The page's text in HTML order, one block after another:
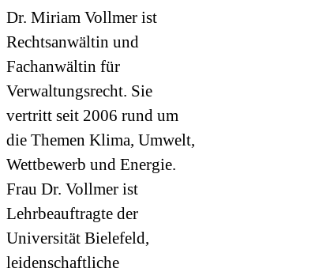
Dr. Miriam Vollmer ist
Rechtsanwältin und
Fachanwältin für
Verwaltungsrecht. Sie
vertritt seit 2006 rund um
die Themen Klima, Umwelt,
Wettbewerb und Energie.
Frau Dr. Vollmer ist
Lehrbeauftragte der
Universität Bielefeld,
leidenschaftliche